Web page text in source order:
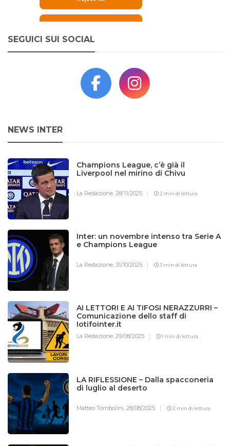
SEGUICI SUI SOCIAL
NEWS INTER
Champions League, c’è già il
Liverpool nel mirino di Chivu
La Redazione,28/11/2025 2 min di lettura
Inter: un novembre intenso tra Serie A
e Champions League
La Redazione,31/10/2025 3 min di lettura
AI LETTORI E AI TIFOSI NERAZZURRI –
Comunicazione dello staff di
Iotifointer.it
La Redazione,29/08/2025 1 min di lettura
LA RIFLESSIONE – Dalla spacconeria
di luglio al deserto
Matteo Tombolini,28/08/2025 2 min di lettura